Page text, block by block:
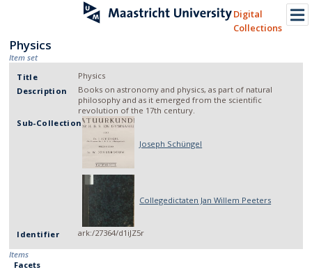
Digital
Collections
Physics
Item set
Title
Physics
Description
Books on astronomy and physics, as part of natural
philosophy and as it emerged from the scientific
revolution of the 17th century.
Sub-Collection
Joseph Schüngel
Collegedictaten Jan Willem Peeters
Identifier ark:/27364/d1iJZ5r
Items
Facets